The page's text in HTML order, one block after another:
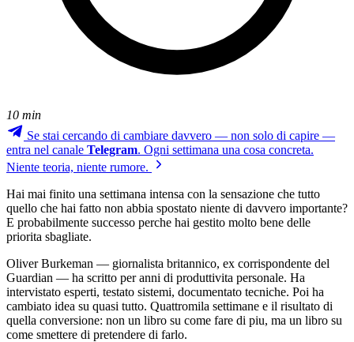
10 min
Se stai cercando di cambiare davvero — non solo di capire —
entra nel canale Telegram. Ogni settimana una cosa concreta.
Niente teoria, niente rumore.
Hai mai finito una settimana intensa con la sensazione che tutto
quello che hai fatto non abbia spostato niente di davvero importante?
E probabilmente successo perche hai gestito molto bene delle
priorita sbagliate.
Oliver Burkeman — giornalista britannico, ex corrispondente del
Guardian — ha scritto per anni di produttivita personale. Ha
intervistato esperti, testato sistemi, documentato tecniche. Poi ha
cambiato idea su quasi tutto. Quattromila settimane e il risultato di
quella conversione: non un libro su come fare di piu, ma un libro su
come smettere di pretendere di farlo.